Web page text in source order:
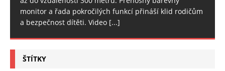
monitor a řada pokročilých funkcí přináší klid rodičům
a bezpečnost dítěti. Video [...]
ŠTÍTKY